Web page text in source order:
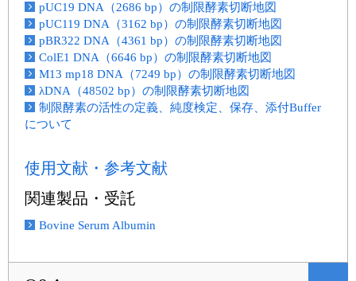
pUC19 DNA（2686 bp）の制限酵素切断地図
pUC119 DNA（3162 bp）の制限酵素切断地図
pBR322 DNA（4361 bp）の制限酵素切断地図
ColE1 DNA（6646 bp）の制限酵素切断地図
M13 mp18 DNA（7249 bp）の制限酵素切断地図
λDNA（48502 bp）の制限酵素切断地図
制限酵素の活性の定義、純度検定、保存、添付Buffer
について
使用文献・参考文献
関連製品・受託
Bovine Serum Albumin